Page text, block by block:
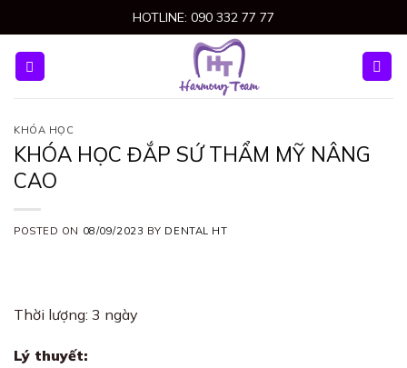
to
content
HOTLINE: 090 332 77 77
KHÓA HỌC
KHÓA HỌC ĐẮP SỨ THẨM MỸ NÂNG
CAO
POSTED ON 08/09/2023 BY DENTAL HT
Thời lượng: 3 ngày
Lý thuyết: